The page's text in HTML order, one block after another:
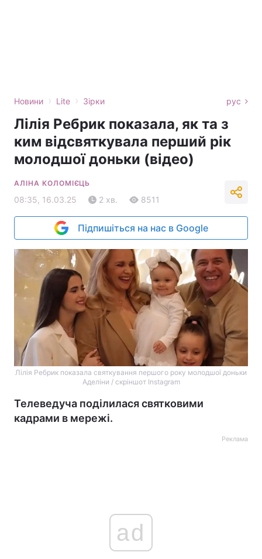
Новини › Lite › Зірки рус
Лілія Ребрик показала, як та з
ким відсвяткувала перший рік
молодшої доньки (відео)
АЛІНА КОЛОМІЄЦЬ
08:35, 16.03.25 2 хв. 8511
Підпишіться на нас в Google
Лілія Ребрик показала святкування першого року молодшої доньки
Аделіни / скріншот Instagram
Телеведуча поділилася святковими
кадрами в мережі.
Реклама
ad